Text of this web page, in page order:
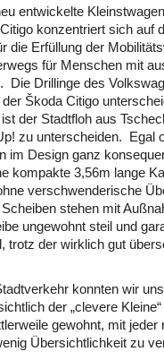
entwickelte
konzentriert sich auf
die Erfüllung der
für Menschen mit
Die Drillinge des
Škoda Citigo
der Stadtfloh aus
zu unterscheiden. Egal
im Design ganz
kompakte 3,56m lange
verschwenderische
stehen mit
ungewohnt steil und
trotz der wirklich gut
konnten wir
der „clevere
gewohnt, mit jeder
Übersichtlichkeit zu